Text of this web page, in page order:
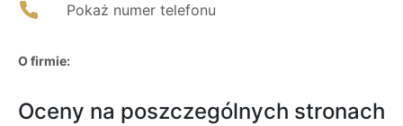
Pokaż numer telefonu
O firmie:
Oceny na poszczególnych stronach